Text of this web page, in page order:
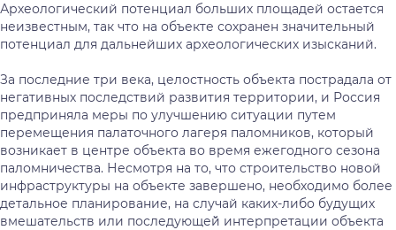
Археологический потенциал больших площадей остается
неизвестным, так что на объекте сохранен значительный
потенциал для дальнейших археологических изысканий.
За последние три века, целостность объекта пострадала от
негативных последствий развития территории, и Россия
предприняла меры по улучшению ситуации путем
перемещения палаточного лагеря паломников, который
возникает в центре объекта во время ежегодного сезона
паломничества. Несмотря на то, что строительство новой
инфраструктуры на объекте завершено, необходимо более
детальное планирование, на случай каких-либо будущих
вмешательств или последующей̆ интерпретации объекта